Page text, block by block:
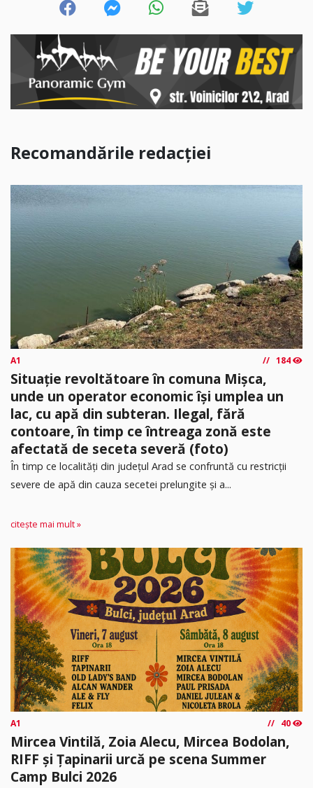
Recomandările redacției
A1 184
Situație revoltătoare în comuna Mișca,
unde un operator economic își umplea un
lac, cu apă din subteran. Ilegal, fără
contoare, în timp ce întreaga zonă este
afectată de seceta severă (foto)
În timp ce localități din județul Arad se confruntă cu restricții
severe de apă din cauza secetei prelungite și a...
citește mai mult »
A1 40
Mircea Vintilă, Zoia Alecu, Mircea Bodolan,
RIFF și Țapinarii urcă pe scena Summer
Camp Bulci 2026